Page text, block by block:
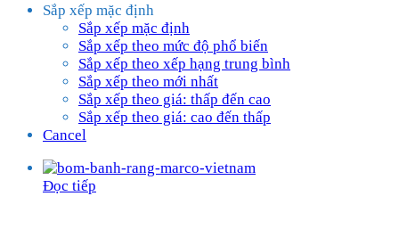
Sắp xếp mặc định
Sắp xếp mặc định
Sắp xếp theo mức độ phổ biến
Sắp xếp theo xếp hạng trung bình
Sắp xếp theo mới nhất
Sắp xếp theo giá: thấp đến cao
Sắp xếp theo giá: cao đến thấp
Cancel
Đọc tiếp